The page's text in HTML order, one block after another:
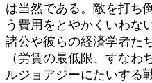
は当然である。敵を打ち
う費用をとやかくいわ
諸公や彼らの経済学者た
（労賃の最低限、すな
ルジョアジーにたいする